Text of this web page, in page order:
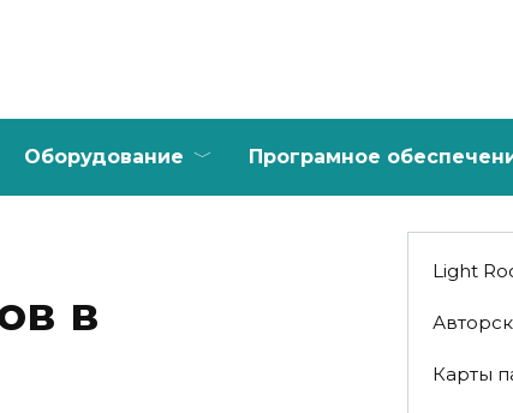
Оборудование Програмное
в
Light
Карты